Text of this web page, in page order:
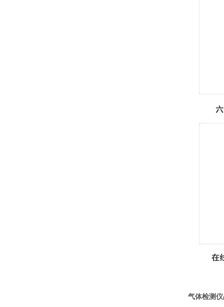
气体检测